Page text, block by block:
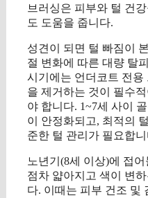
브러싱은 피부와 털 건
도 도움을 줍니다.
성견이 되면 털 빠짐이
절 변화에 따른 대량 탈
시기에는 언더코트 전용
을 제거하는 것이 필수
야 합니다. 1~7세 사이
이 안정화되고, 최적의
준한 털 관리가 필요합니
노년기(8세 이상)에 접
점차 얇아지고 색이 변
다. 이때는 피부 건조 및